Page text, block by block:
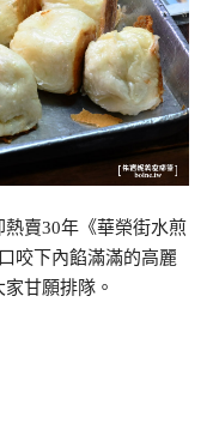
賣30年《華榮街水煎
咬下內餡滿滿的高麗
甘願排隊。